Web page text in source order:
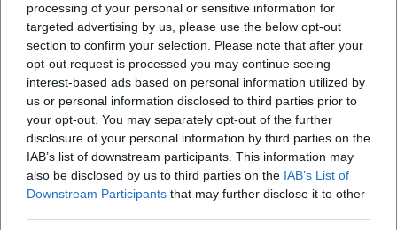
processing of your personal or sensitive information for
targeted advertising by us, please use the below opt-out
section to confirm your selection. Please note that after your
opt-out request is processed you may continue seeing
interest-based ads based on personal information utilized by
us or personal information disclosed to third parties prior to
your opt-out. You may separately opt-out of the further
disclosure of your personal information by third parties on the
IAB’s list of downstream participants. This information may
also be disclosed by us to third parties on the IAB’s List of
Downstream Participants that may further disclose it to other
Ralf Schmitz: Schmitzmän
15. Okt 2026
Ralf Schmitz bringt Hof zum
Lachen: Schmitzmän in der
Freiheitshalle verspricht
Superhelden-Humor. Am
Komödie 70,40€
Maite Itoiz & John Kelly: Best
of 20 Years (Anniversary Tour
2026)18. Okt 2026
Ein Abend voller Magie in Hof:
Maite Itoiz & John Kelly feiern
20 Jahre Musik mit Best-of-
18.10.2026 ab 54,90 €.
Konzerte 54,90€